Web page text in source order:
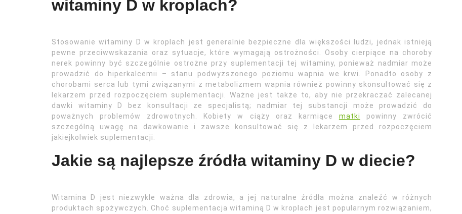
witaminy D w kroplach?
Stosowanie witaminy D w kroplach jest generalnie bezpieczne dla większości ludzi, jednak istnieją
pewne przeciwwskazania oraz sytuacje, które wymagają ostrożności. Osoby cierpiące na choroby
nerek powinny być szczególnie ostrożne przy suplementacji tej witaminy, ponieważ nadmiar może
prowadzić do hiperkalcemii – stanu podwyższonego poziomu wapnia we krwi. Ponadto osoby z
chorobami serca lub tymi związanymi z metabolizmem wapnia również powinny skonsultować się z
lekarzem przed rozpoczęciem suplementacji. Ważne jest także to, aby nie przekraczać zalecanej
dawki witaminy D bez konsultacji ze specjalistą; nadmiar tej substancji może prowadzić do
poważnych problemów zdrowotnych. Kobiety w ciąży oraz karmiące matki
powinny zwrócić
szczególną uwagę na dawkowanie i zawsze konsultować się z lekarzem przed rozpoczęciem
jakiejkolwiek suplementacji.
Jakie są najlepsze źródła witaminy D w diecie?
Witamina D jest niezwykle ważna dla zdrowia, a jej naturalne źródła można znaleźć w różnych
produktach spożywczych. Choć suplementacja witaminą D w kroplach jest popularnym rozwiązaniem,